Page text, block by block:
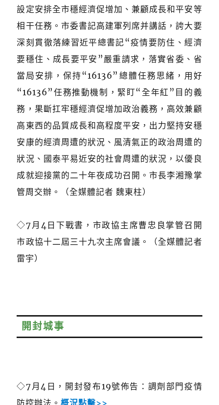
設定安排全市穩經濟促增加、兼顧成長和平安等
相干任務。市委書記高建軍列席并講話，誇大要
深刻貫徹落練習近平總書記“疫情要防住、經濟
要穩住、成長要平安”嚴重請求，落實省委、省
當局安排，保持“16136”總體任務思緒，用好
“16136”任務推動機制，緊盯“全年紅”目的義
務，果斷扛牢穩經濟促增加政治義務，高效兼顧
高東西的品質成長和高程度平安，出力堅持安穩
安康的經濟周遭的狀況、風清氣正的政治周遭的
狀況、國泰平易近安的社會周遭的狀況，以優良
成就迎接黨的二十年夜成功召開。市長李湘豫掌
管周交辦。（全媒體記者 魏東柱）
◇7月4日下戰書，市政協主席曹忠良掌管召開
市政協十二屆三十九次主席會議。（全媒體記者
雷宇）
開封城事
◇7月4日，開封發布19號佈告：調劑部門疫情
防控辦法。概況點擊>>